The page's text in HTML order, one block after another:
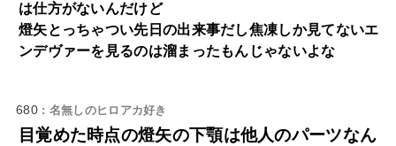
は仕方がないんだけど
燈矢とっちゃつい先日の出来事だし焦凍しか見てないエ
ンデヴァーを見るのは溜まったもんじゃないよな
680 : 名無しのヒロアカ好き
目覚めた時点の燈矢の下顎は他人のパーツなん